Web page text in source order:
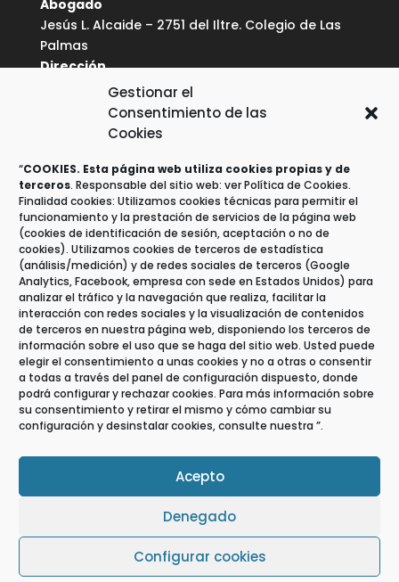
Gestionar el
Consentimiento de las
Cookies
“COOKIES. Esta página web utiliza cookies propias y de
terceros. Responsable del sitio web: ver Política de Cookies.
Finalidad cookies: Utilizamos cookies técnicas para permitir el
funcionamiento y la prestación de servicios de la página web
(cookies de identificación de sesión, aceptación o no de
cookies). Utilizamos cookies de terceros de estadística
(análisis/medición) y de redes sociales de terceros (Google
Analytics, Facebook, empresa con sede en Estados Unidos) para
analizar el tráfico y la navegación que realiza, facilitar la
interacción con redes sociales y la visualización de contenidos
de terceros en nuestra página web, disponiendo los terceros de
información sobre el uso que se haga del sitio web. Usted puede
elegir el consentimiento a unas cookies y no a otras o consentir
a todas a través del panel de configuración dispuesto, donde
podrá configurar y rechazar cookies. Para más información sobre
su consentimiento y retirar el mismo y cómo cambiar su
configuración y desinstalar cookies, consulte nuestra ”.
Acepto
Denegado
Configurar cookies
Abogado
Jesús L. Alcaide – 2751 del Iltre. Colegio de Las
Palmas
Dirección
Av. Juan Carlos I, 17 bis – Oficina 10 (Edif.
Corona), 35019 – Las Palmas de G.C.
E-mail
info@abogasegur.com
Enlaces de interés
Noticias Jurídicas
BOE
BOP de Las Palmas
Ayuntamiento de Las Palmas
Ilustre Colegio de Abogados de Las Palmas
Accidentes de tráfico: elegir mejor abogado
© 2024 ABOGASEGUR |Información Legal
Política de Privacidad|Política de Cookies|
Eweb Diseño y Posicionamiento
abogados